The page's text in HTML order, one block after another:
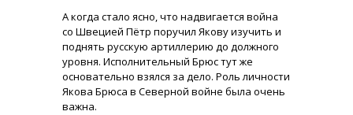
А когда стало ясно, что надвигается война
со Швецией Пётр поручил Якову изучить и
поднять русскую артиллерию до должного
уровня. Исполнительный Брюс тут же
основательно взялся за дело. Роль личности
Якова Брюса в Северной войне была очень
важна.